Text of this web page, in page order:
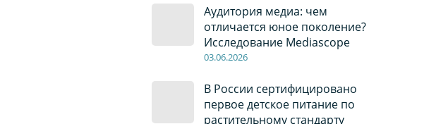
Аудитория медиа: чем
отличается юное поколение?
Исследование Mediascope
03.06.2026
В России сертифицировано
первое детское питание по
растительному стандарту